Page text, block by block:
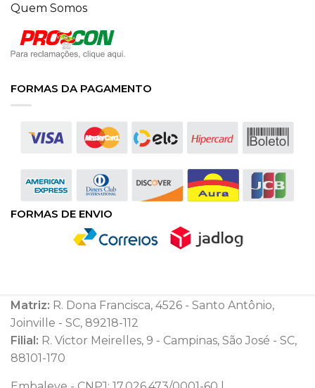
Quem Somos
FORMAS DA PAGAMENTO
FORMAS DE ENVIO
Matriz: R. Dona Francisca, 4526 - Santo Antônio,
Joinville - SC, 89218-112
Filial: R. Victor Meirelles, 9 - Campinas, São José - SC,
88101-170